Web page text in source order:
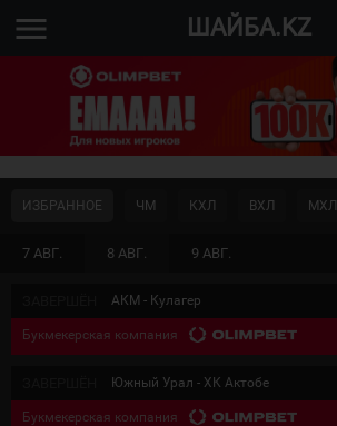
menu ШАЙБА.KZ
7 АВГ. 8 АВГ. 9 АВГ.
ИЗБРАННОЕ ЧМ КХЛ ВХЛ МХЛ
АКМ - Кулагер
Букмекерская компания
Южный Урал - ХК Актобе
Букмекерская компания